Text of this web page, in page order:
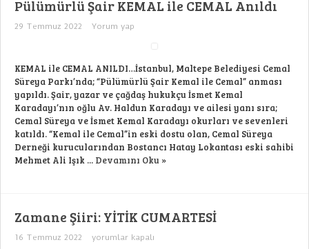
Pülümürlü Şair KEMAL ile CEMAL Anıldı
29 Temmuz 2022 Yorum yap
KEMAL ile CEMAL ANILDI…İstanbul, Maltepe Belediyesi Cemal
Süreya Parkı’nda; “Pülümürlü Şair Kemal ile Cemal” anması
yapıldı. Şair, yazar ve çağdaş hukukçu İsmet Kemal
Karadayı’nın oğlu Av. Haldun Karadayı ve ailesi yanı sıra;
Cemal Süreya ve İsmet Kemal Karadayı okurları ve sevenleri
katıldı. “Kemal ile Cemal”in eski dostu olan, Cemal Süreya
Derneği kurucularından Bostancı Hatay Lokantası eski sahibi
Mehmet Ali Işık ... Devamını Oku »
Zamane Şiiri: YİTİK CUMARTESİ
16 Temmuz 2022
Zamane
yorumlar kapalı